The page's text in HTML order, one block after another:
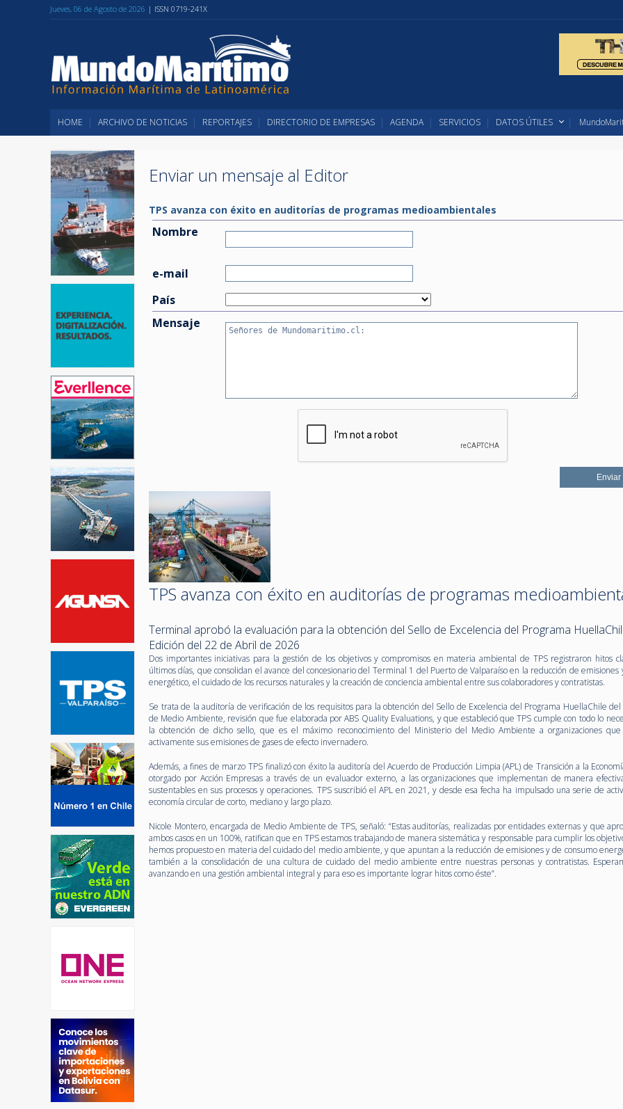
Jueves, 06 de Agosto de 2026 | ISSN 0719-241X
HOME ARCHIVO DE NOTICIAS REPORTAJES DIRECTORIO DE EMPRESAS AGENDA SERVICIOS DATOS ÚTILES
Enviar un mensaje al Editor
TPS avanza con éxito en auditorías de programas medioambientales
Nombre
e-mail
País
Mensaje
TPS avanza con éxito en auditorías de programas
Terminal aprobó la evaluación para la obtención del Sello de Excelencia del Programa
Edición del 22 de Abril de 2026
Dos importantes iniciativas para la gestión de los objetivos y compromisos en materia ambiental de TPS registraron hitos
últimos días, que consolidan el avance del concesionario del Terminal 1 del Puerto de Valparaíso en la reducción de emisiones
energético, el cuidado de los recursos naturales y la creación de conciencia ambiental entre sus colaboradores y contratistas.
Se trata de la auditoría de verificación de los requisitos para la obtención del Sello de Excelencia del Programa HuellaChile
de Medio Ambiente, revisión que fue elaborada por ABS Quality Evaluations, y que estableció que TPS cumple con todo lo
la obtención de dicho sello, que es el máximo reconocimiento del Ministerio del Medio Ambiente a organizaciones que
activamente sus emisiones de gases de efecto invernadero.
Además, a fines de marzo TPS finalizó con éxito la auditoría del Acuerdo de Producción Limpia (APL) de Transición a la
otorgado por Acción Empresas a través de un evaluador externo, a las organizaciones que implementan de manera
sustentables en sus procesos y operaciones. TPS suscribió el APL en 2021, y desde esa fecha ha impulsado una serie de
economía circular de corto, mediano y largo plazo.
Nicole Montero, encargada de Medio Ambiente de TPS, señaló: “Estas auditorías, realizadas por entidades externas y que
ambos casos en un 100%, ratifican que en TPS estamos trabajando de manera sistemática y responsable para cumplir los
hemos propuesto en materia del cuidado del medio ambiente, y que apuntan a la reducción de emisiones y de consumo
también a la consolidación de una cultura de cuidado del medio ambiente entre nuestras personas y contratistas.
avanzando en una gestión ambiental integral y para eso es importante lograr hitos como éste”.